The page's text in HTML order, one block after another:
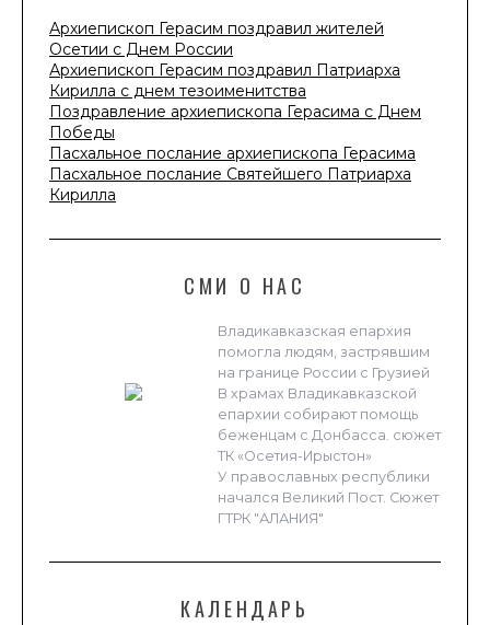
Архиепископ Герасим поздравил жителей
Осетии с Днем России
Архиепископ Герасим поздравил Патриарха
Кирилла с днем тезоименитства
Поздравление архиепископа Герасима с Днем
Победы
Пасхальное послание архиепископа Герасима
Пасхальное послание Святейшего Патриарха
Кирилла
СМИ О НАС
Владикавказская епархия
помогла людям, застрявшим
на границе России с Грузией
В храмах Владикавказской
епархии собирают помощь
беженцам с Донбасса. сюжет
ТК «Осетия-Ирыстон»
У православных республики
начался Великий Пост. Сюжет
ГТРК "АЛАНИЯ"
КАЛЕНДАРЬ